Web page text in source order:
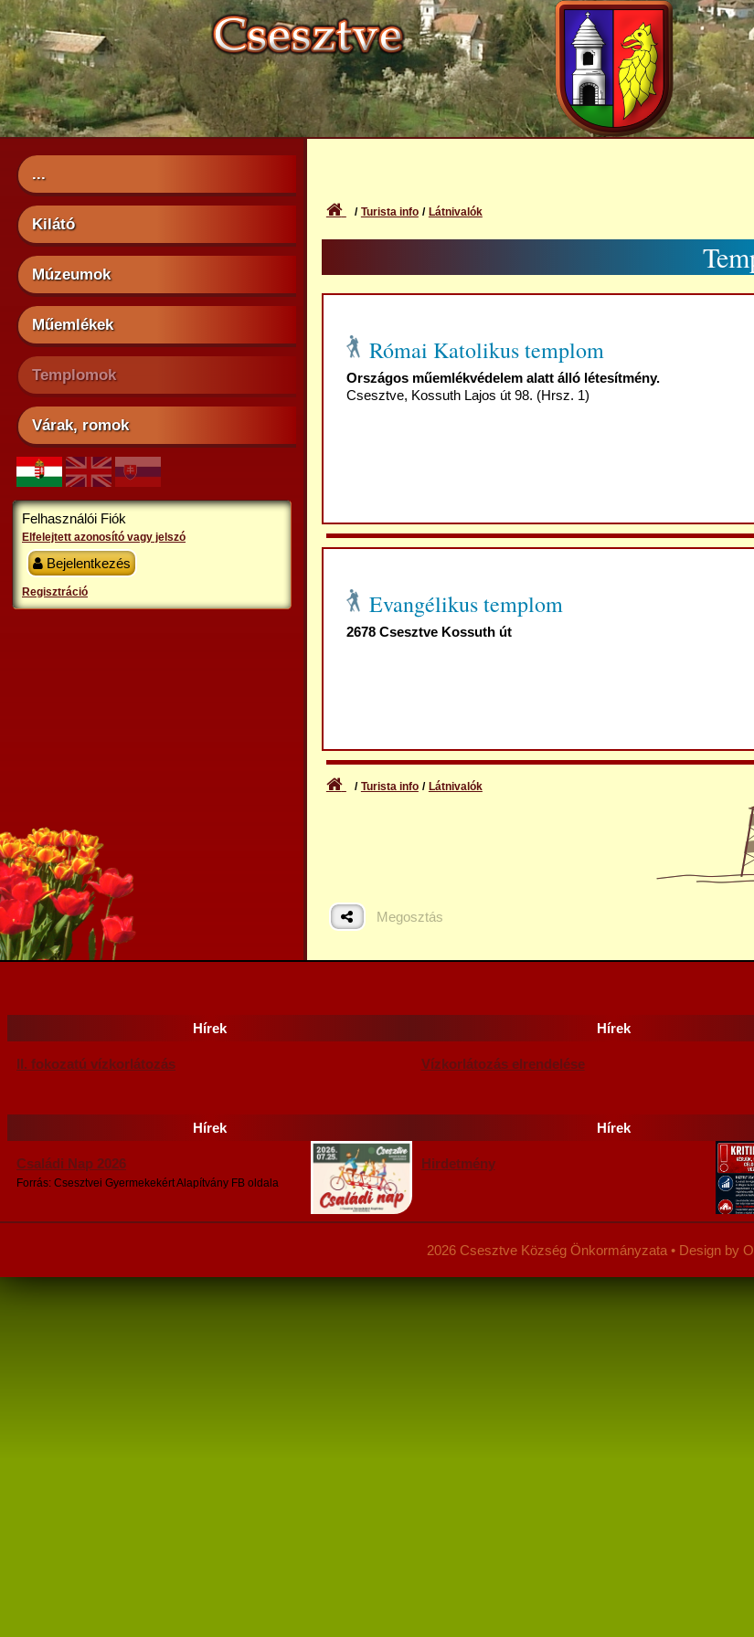
...
Kilátó
Múzeumok
Műemlékek
Templomok
Várak, romok
Felhasználói Fiók
Elfelejtett azonosító vagy jelszó
Bejelentkezés
Regisztráció
Turista info Látnivalók
Római Katolikus templom
Országos műemlékvédelem alatt álló létesítmény.
Csesztve, Kossuth Lajos út 98. (Hrsz. 1)
Evangélikus templom
2678 Csesztve Kossuth út
Turista info Látnivalók
Megosztás
Hírek
II. fokozatú vízkorlátozás
Hírek
Vízkorlátozás elrendelése
Hírek
Családi Nap 2026
Forrás: Csesztvei Gyermekekért Alapítvány FB oldala
Hírek
Hirdetmény
2026 Csesztve Község Önkormányzata • Design by